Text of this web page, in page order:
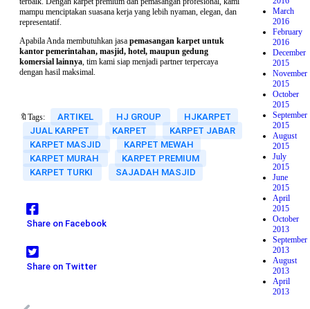
mampu menciptakan suasana kerja yang lebih nyaman, elegan, dan
representatif.
Apabila Anda membutuhkan jasa pemasangan karpet untuk
kantor pemerintahan, masjid, hotel, maupun gedung
komersial lainnya, tim kami siap menjadi partner terpercaya
dengan hasil maksimal.
🔖Tags: ARTIKEL HJ GROUP
HJKARPET
JUAL KARPET
KARPET
KARPET JABAR
KARPET MASJID
KARPET MEWAH
KARPET MURAH
KARPET PREMIUM
KARPET TURKI
SAJADAH MASJID
Share on Facebook
Share on Twitter
March
2016
February
2016
December
2015
November
2015
October
2015
September
2015
August
2015
July
2015
June
2015
April
2015
October
2013
September
2013
August
2013
April
2013